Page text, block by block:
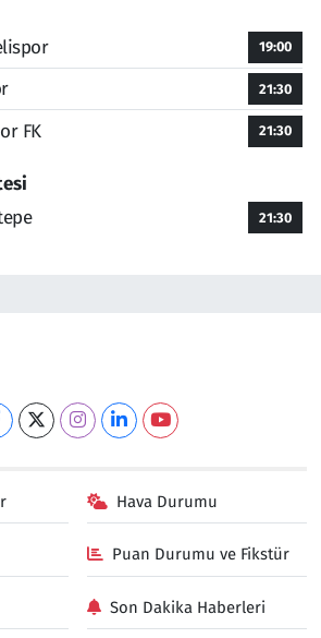
19:00
21:30
FK 21:30
21:30
Hava Durumu
Puan Durumu ve Fikstür
Son Dakika Haberleri